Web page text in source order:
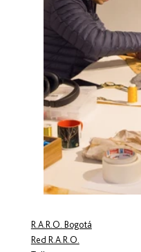
R.A.R.O. Bogotá
Red R.A.R.O.